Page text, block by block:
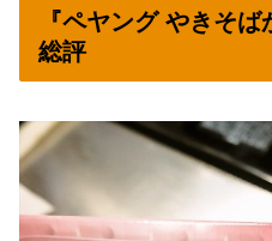
『ペヤング やきそば
総評